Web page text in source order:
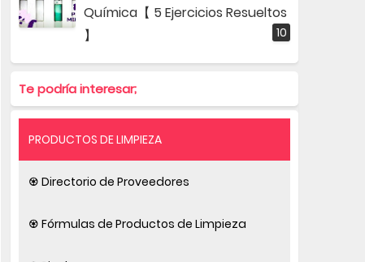
Química【 5 Ejercicios Resueltos
】
Te podría interesar;
PRODUCTOS DE LIMPIEZA
♼ Directorio de Proveedores
♼ Fórmulas de Productos de Limpieza